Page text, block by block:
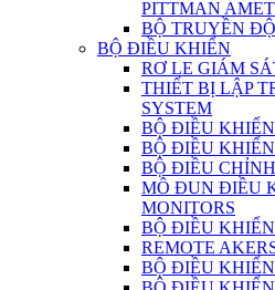
PITTMAN
BỘ TRUYỀN
BỘ ĐIỀU KHIỂN
RƠ LE GIÁM
THIẾT BỊ LẬP
SYSTEM
BỘ ĐIỀU
BỘ ĐIỀU
BỘ ĐIỀU
MÔ ĐUN ĐIỀU
MONITORS
BỘ ĐIỀU
REMOTE
BỘ ĐIỀU